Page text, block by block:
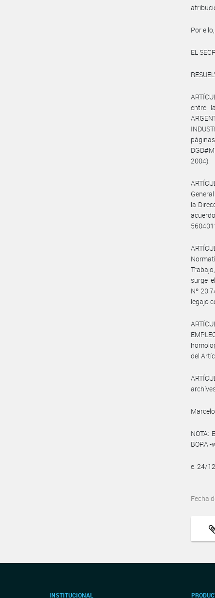
Por ello,
EL
entre
2004).
la
surge
Nº
legajo
del
NOTA:
BORA
e. 24/
Fecha
INSTITUCIONAL